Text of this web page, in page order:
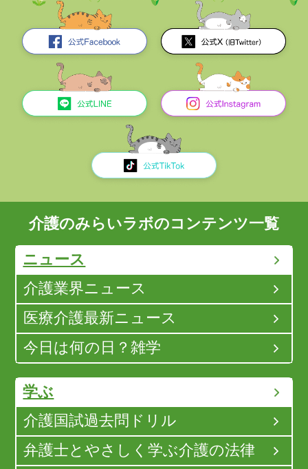
介護のみらいラボのコンテンツ一覧
ニュース
介護業界ニュース
医療介護最新ニュース
今日は何の日？雑学
学ぶ
介護国試過去問ドリル
弁護士とやさしく学ぶ介護の法律